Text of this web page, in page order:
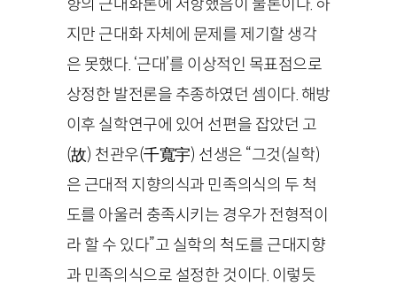
향의 근대화론에 저항했음이 물론이다. 하
지만 근대화 자체에 문제를 제기할 생각
은 못했다. ‘근대’를 이상적인 목표점으로
상정한 발전론을 추종하였던 셈이다. 해방
이후 실학연구에 있어 선편을 잡았던 고
(故) 천관우(千寬宇) 선생은 “그것(실학)
은 근대적 지향의식과 민족의식의 두 척
도를 아울러 충족시키는 경우가 전형적이
라 할 수 있다”고 실학의 척도를 근대지향
과 민족의식으로 설정한 것이다. 이렇듯